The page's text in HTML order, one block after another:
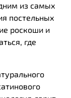
из самых
постельных
роскоши и
где